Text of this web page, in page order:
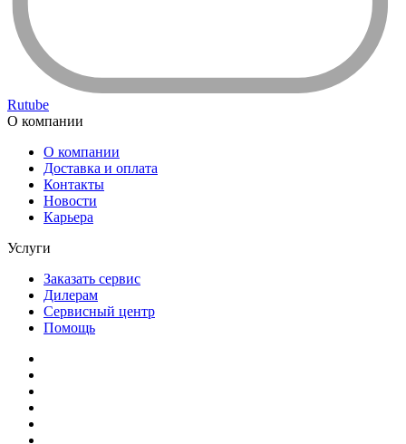
Rutube
О компании
О компании
Доставка и оплата
Контакты
Новости
Карьера
Услуги
Заказать сервис
Дилерам
Сервисный центр
Помощь